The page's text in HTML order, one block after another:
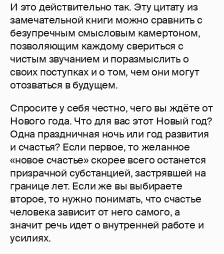
И это действительно так. Эту цитату из
замечательной книги можно сравнить с
безупречным смысловым камертоном,
позволяющим каждому свериться с
чистым звучанием и поразмыслить о
своих поступках и о том, чем они могут
отозваться в будущем.
Спросите у себя честно, чего вы ждёте от
Нового года. Что для вас этот Новый год?
Одна праздничная ночь или год развития
и счастья? Если первое, то желанное
«новое счастье» скорее всего останется
призрачной субстанцией, застрявшей на
границе лет. Если же вы выбираете
второе, то нужно понимать, что счастье
человека зависит от него самого, а
значит речь идет о внутренней работе и
усилиях.